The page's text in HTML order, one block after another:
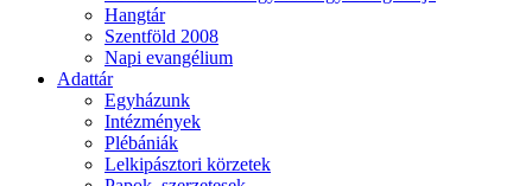
Hangtár
Szentföld 2008
Napi evangélium
Adattár
Egyházunk
Intézmények
Plébániák
Lelkipásztori körzetek